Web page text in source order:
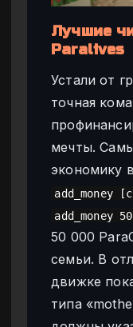
Лучшие
Paralives
Устали от
точная
мечты.
экономику
add_money
add_money
50 000
семьи. В
движке
типа